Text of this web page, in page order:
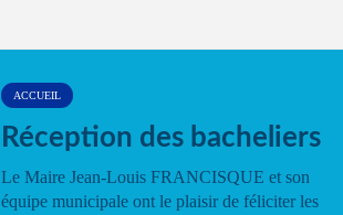
ACCUEIL
Réception des bacheliers
Le Maire Jean-Louis FRANCISQUE et son
équipe municipale ont le plaisir de féliciter les